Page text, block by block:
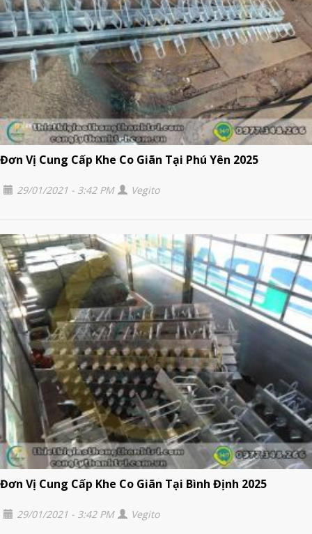
Đơn Vị Cung Cấp Khe Co Giãn Tại Phú Yên 2025
29/01/2021 - 3:42 PM Vegito
Đơn Vị Cung Cấp Khe Co Giãn Tại Bình Định 2025
29/01/2021 - 3:42 PM Vegito